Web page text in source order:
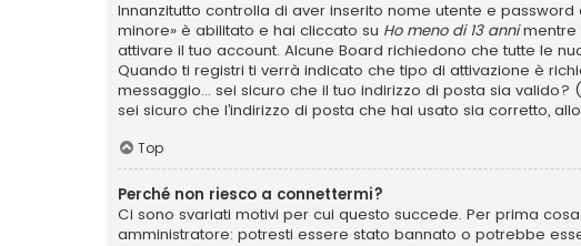
Innanzitutto controlla di aver inserito nome utente e
minore» è abilitato e hai cliccato su Ho meno di 13 annimentre
attivare il tuo account. Alcune Board richiedono che tutte le
Quando ti registri ti verrà indicato che tipo di attivazione è
messaggio... sei sicuro che il tuo indirizzo di posta sia
sei sicuro che l’indirizzo di posta che hai usato sia corretto,
Top
Perché non riesco a connettermi?
Ci sono svariati motivi per cui questo succede. Per prima
amministratore: potresti essere stato bannato o potrebbe